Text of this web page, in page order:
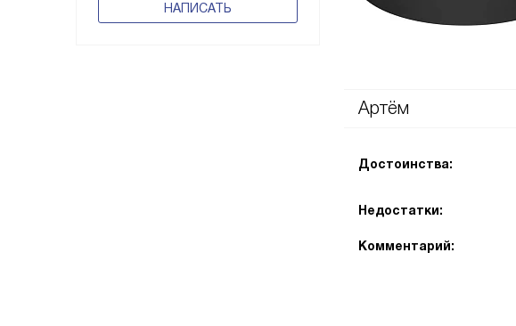
НАПИСАТЬ
Артём
Достоинства:
Недостатки:
Комментарий: